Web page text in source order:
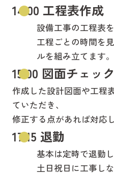
14:00 工程表作成
設備工事の工程表
工程ごとの時間を
ルを組み立てます。
15:00 図面チェック
作成した設計図面や工程
ていただき、
修正する点があれば対応
17:15 退勤
基本は定時で退勤
土日祝日に工事し